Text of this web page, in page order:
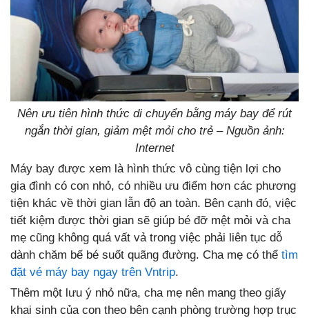
Nên ưu tiên hình thức di chuyển bằng máy bay để rút
ngắn thời gian, giảm mệt mỏi cho trẻ – Nguồn ảnh:
Internet
Máy bay được xem là hình thức vô cùng tiện lợi cho
gia đình có con nhỏ, có nhiều ưu điểm hơn các phương
tiện khác về thời gian lẫn độ an toàn. Bên cạnh đó, việc
tiết kiệm được thời gian sẽ giúp bé đỡ mệt mỏi và cha
mẹ cũng không quá vất vả trong việc phải liên tục dỗ
dành chăm bế bé suốt quãng đường. Cha mẹ có thể tìm
đặt vé máy bay ngay trên Vntrip.
Thêm một lưu ý nhỏ nữa, cha mẹ nên mang theo giấy
khai sinh của con theo bên cạnh phòng trường hợp trục